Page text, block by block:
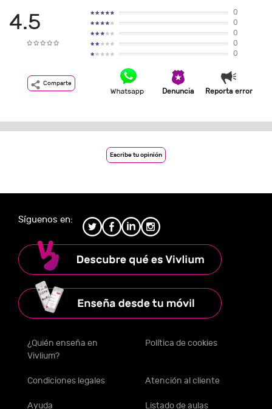
4.5
0
0
0
0
0
Comparte
Denuncia Reporta error
Escribe tu opinión
Síguenos en:
¿Quién enseña en
Vivlium?
Política de cookies
Condiciones legales Atención al cliente
Ayuda Listado de aulas